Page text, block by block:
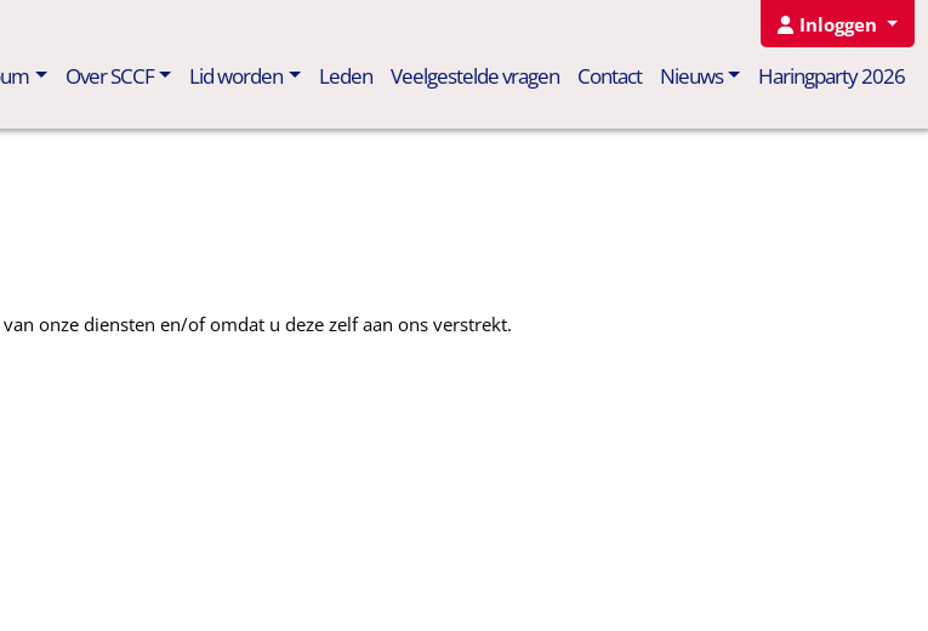
Inloggen
Over SCCF Lid worden Leden Veelgestelde vragen Contact Nieuws Haringparty 2026
onze diensten en/of omdat u deze zelf aan ons verstrekt.